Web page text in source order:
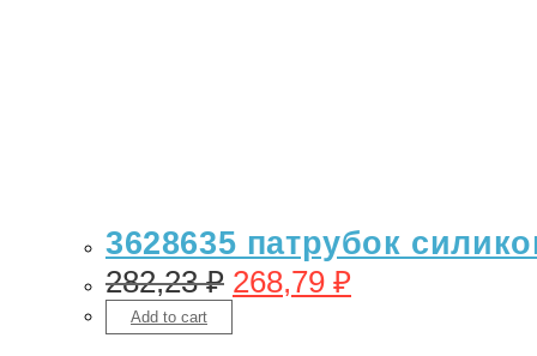
3628635 патрубок
282,23₽ 268,79 ₽
Add to cart